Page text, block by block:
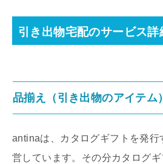
引き出物宅配のサービス詳
品揃え（引き出物のアイテム）
antinaは、カタログギフトを発行
営しています。その分カタログ